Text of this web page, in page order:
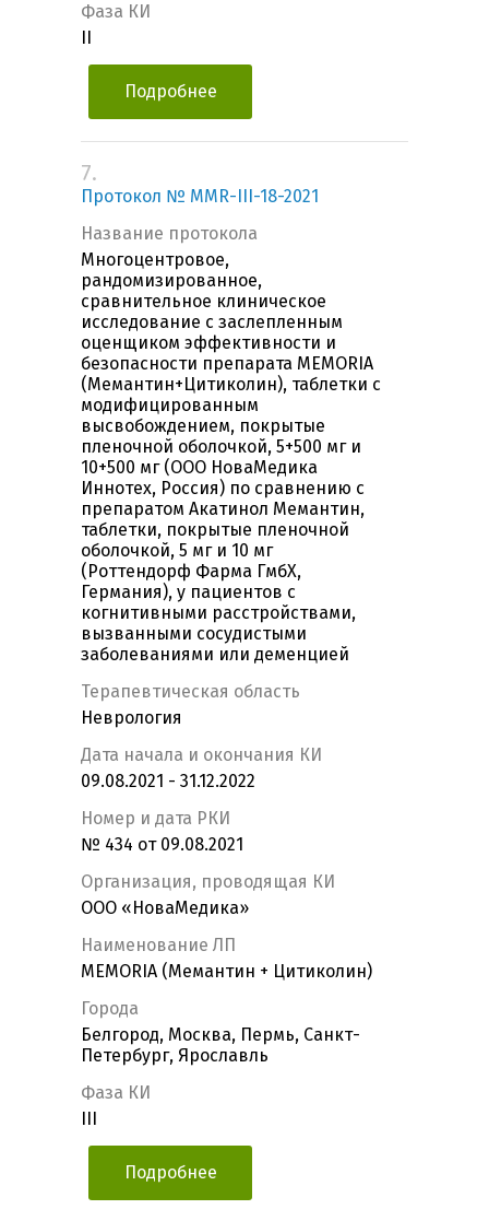
Фаза КИ
Подробнее
7.
Протокол № MMR-III-18-2021
Название протокола
Многоцентровое,
рандомизированное,
сравнительное клиническое
исследование с заслепленным
оценщиком эффективности и
безопасности препарата MEMORIA
(Мемантин+Цитиколин), таблетки с
модифицированным
высвобождением, покрытые
пленочной оболочкой, 5+500 мг и
10+500 мг (ООО НоваМедика
Иннотех, Россия) по сравнению с
препаратом Акатинол Мемантин,
таблетки, покрытые пленочной
оболочкой, 5 мг и 10 мг
(Роттендорф Фарма ГмбХ,
Германия), у пациентов с
когнитивными расстройствами,
вызванными сосудистыми
заболеваниями или деменцией
Терапевтическая область
Неврология
Дата начала и окончания КИ
09.08.2021 - 31.12.2022
Номер и дата РКИ
№ 434 от 09.08.2021
Организация, проводящая КИ
ООО «НоваМедика»
Наименование ЛП
MEMORIA (Мемантин + Цитиколин)
Города
Белгород, Москва, Пермь, Санкт-
Петербург, Ярославль
Фаза КИ
Подробнее